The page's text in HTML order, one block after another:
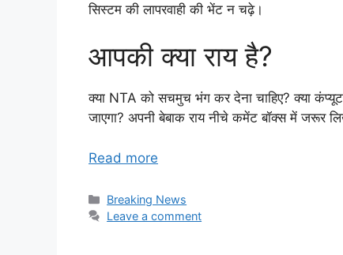
सिस्टम की लापरवाही की भेंट न चढ़े।
आपकी क्या राय है?
क्या NTA को सचमुच भंग कर देना चाहिए? क्या
जाएगा? अपनी बेबाक राय नीचे कमेंट बॉक्स में
Read more
Categories
Breaking News
Leave a comment